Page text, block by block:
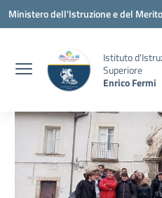
Vai ai contenuti
Vai al menu di navigazione
Vai al footer
Ministero dell'Istruzione e del Merito
Istituto
Superiore
Enrico Fermi